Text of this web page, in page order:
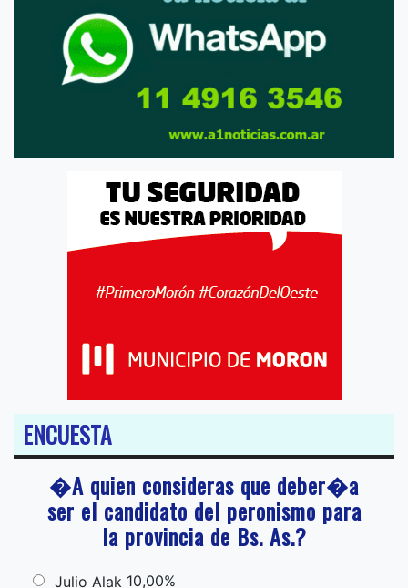
ENCUESTA
�A quien consideras que deber�a
ser el candidato del peronismo para
la provincia de Bs. As.?
Julio Alak 10,00%